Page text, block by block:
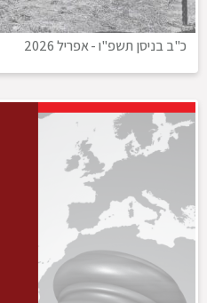
כ"ב בניסן תשפ"ו-אפריל 2026